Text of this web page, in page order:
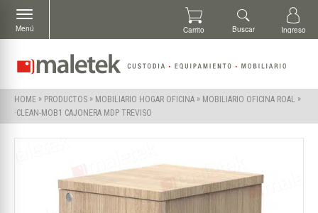
HOME » PRODUCTOS » MOBILIARIO HOGAR OFICINA » MOBILIARIO OFICINA ROAL »
·CLEAN-MOB1 CAJONERA MDP TREVISO
Menú Carrito Buscar Ingreso